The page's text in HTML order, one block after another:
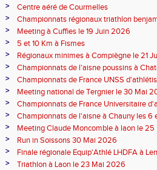
>
Centre aéré de Courmelles
>
Championnats régionaux triathlon
2026
>
Meeting à Cuffies le 19 Juin 2026
>
5 et 10 Km à Fismes
>
Régionaux minimes à Compiègne le 21
>
Championnats de l'aisne poussins à
2026
>
Championnats de France UNSS
>
Meeting national de Tergnier le 30 Mai
>
Championnats de France Universitaire
Mai 2026
>
Championnats de l'aisne à Chauny les 6
>
Meeting Claude Moncomble à laon le
>
Run in Soissons 30 Mai 2026
>
Finale régionale Equip'Athlé LHDFA à
>
Triathlon à Laon le 23 Mai 2026